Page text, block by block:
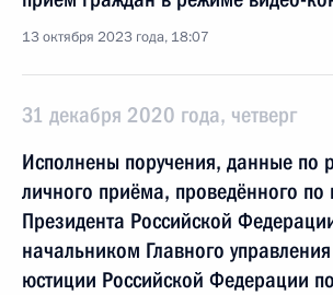
13 октября 2023 года, 18:07
31 декабря 2020 года, четверг
Исполнены поручения, данные по
личного приёма, проведённого по
Президента Российской
начальником Главного
юстиции Российской Федерации